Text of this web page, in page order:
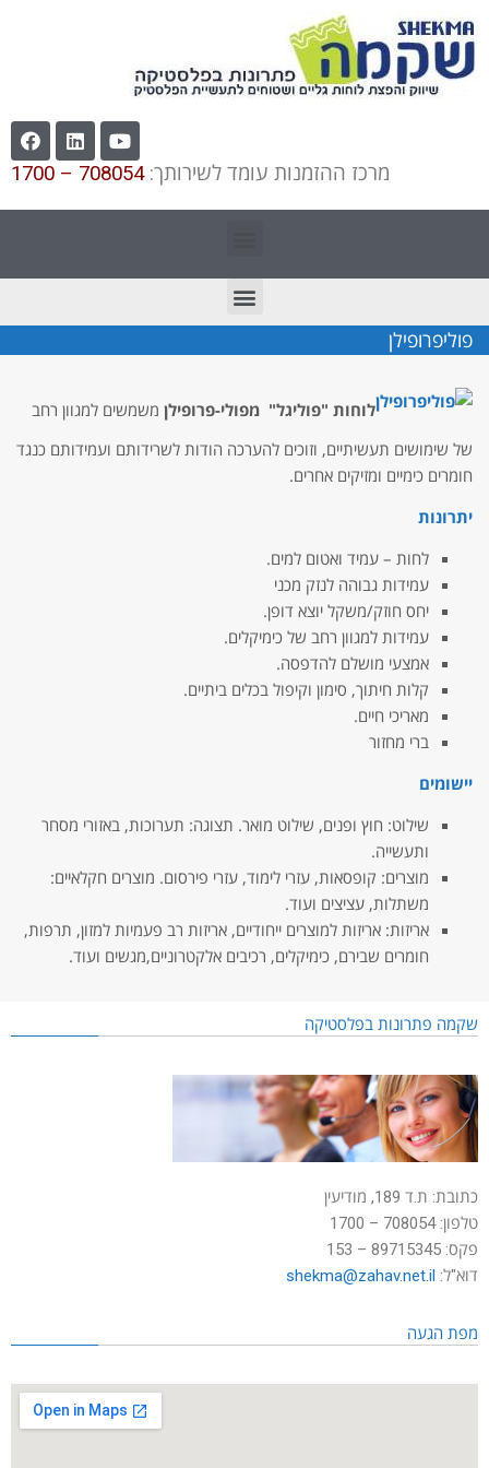
מרכז ההזמנות עומד לשירותך:708054 – 1700
פוליפרופילן
לוחות "פוליגל" מפולי-פרופילן משמשים למגוון רחב
של שימושים תעשיתיים, וזוכים להערכה הודות לשרידותם ועמידותם כנגד
חומרים כימיים ומזיקים אחרים.
יתרונות
לחות – עמיד ואטום למים.
עמידות גבוהה לנזק מכני
יחס חוזק/משקל יוצא דופן.
עמידות למגוון רחב של כימיקלים.
אמצעי מושלם להדפסה.
קלות חיתוך, סימון וקיפול בכלים ביתיים.
מאריכי חיים.
ברי מחזור
יישומים
שילוט: חוץ ופנים, שילוט מואר. תצוגה: תערוכות, באזורי מסחר
ותעשייה.
מוצרים: קופסאות, עזרי לימוד, עזרי פירסום. מוצרים חקלאיים:
משתלות, עציצים ועוד.
אריזות: אריזות למוצרים ייחודיים, אריזות רב פעמיות למזון, תרפות,
חומרים שבירם, כימיקלים, רכיבים אלקטרוניים,מגשים ועוד.
שקמה פתרונות בפלסטיקה
כתובת: ת.ד 189, מודיעין
טלפון: 708054 – 1700
פקס: 89715345 – 153
דוא"ל: shekma@zahav.net.il
מפת הגעה